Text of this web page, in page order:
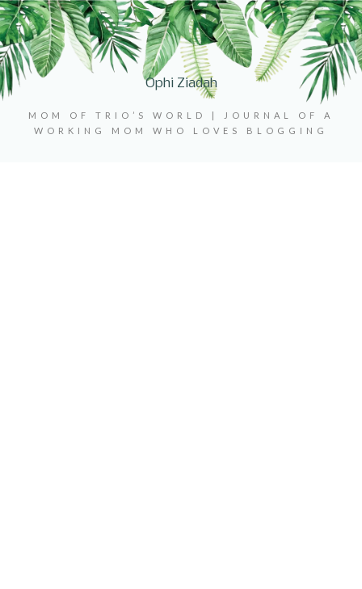
Ophi Ziadah
MOM OF TRIO’S WORLD | JOURNAL OF A
WORKING MOM WHO LOVES BLOGGING